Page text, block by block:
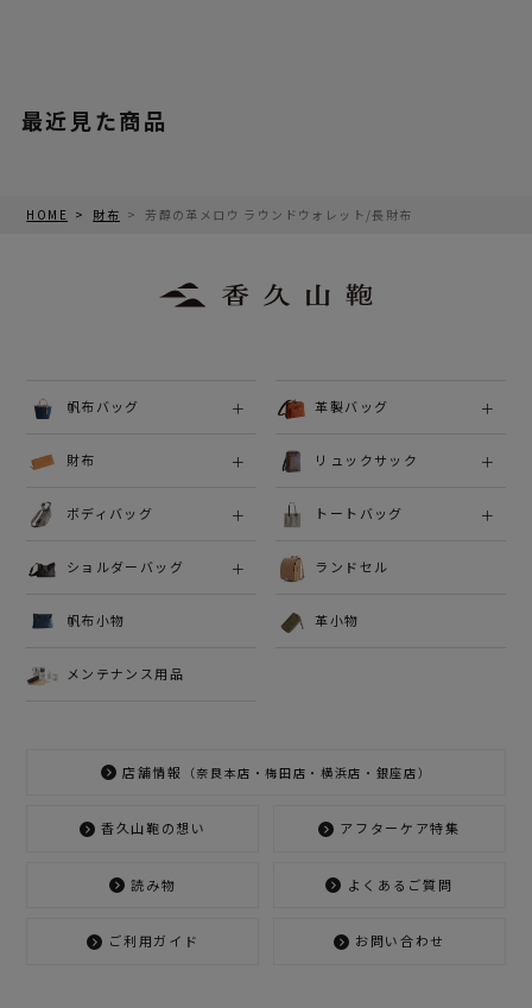
最近見た商品
HOME 財布 芳醇の革メロウ ラウンドウォレット/長財布
帆布バッグ 革製バッグ
財布 リュックサック
ボディバッグ トートバッグ
ショルダーバッグ ランドセル
帆布小物
メンテナンス用品
革小物
店舗情報 （奈良本店・梅田店・横浜店・銀座店）
香久山鞄の想い アフターケア特集
読み物 よくあるご質問
ご利用ガイド お問い合わせ